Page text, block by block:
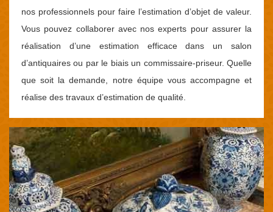
nos professionnels pour faire l’estimation d’objet de valeur.
Vous pouvez collaborer avec nos experts pour assurer la
réalisation d’une estimation efficace dans un salon
d’antiquaires ou par le biais un commissaire-priseur. Quelle
que soit la demande, notre équipe vous accompagne et
réalise des travaux d’estimation de qualité.